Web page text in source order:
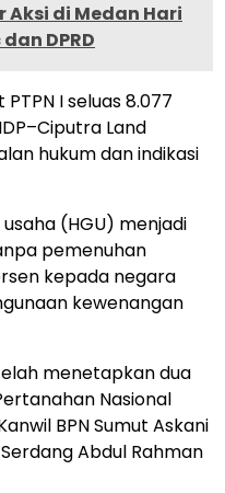
Aksi di Medan Hari
DPRD
I seluas 8.077
Land
hukum dan indikasi
(HGU) menjadi
pemenuhan
kepada negara
kewenangan
menetapkan dua
Nasional
BPN Sumut Askani
Abdul Rahman